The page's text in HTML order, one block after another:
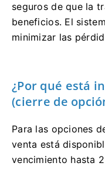
seguros de que la
beneficios. El
minimizar las
¿Por qué está
(cierre de
Para las opciones
venta está
vencimiento hasta